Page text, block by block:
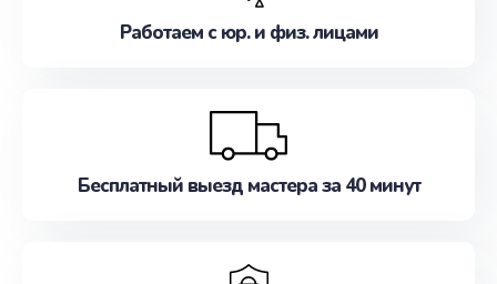
Работаем с юр. и физ. лицами
Бесплатный выезд мастера за 40 минут